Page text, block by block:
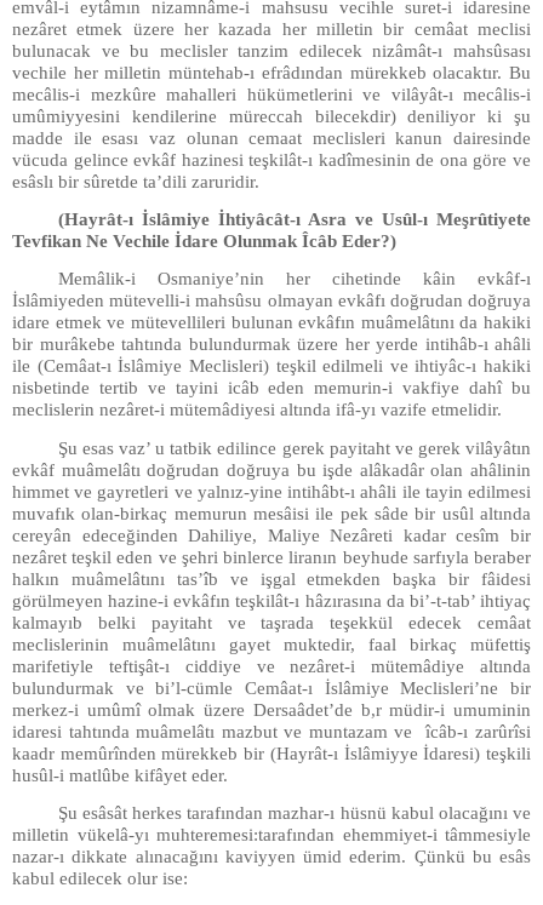
emvâl-i eytâmın nizamnâme-i mahsusu vecihle suret-i idaresine
nezâret etmek üzere her kazada her milletin bir cemâat meclisi
bulunacak ve bu meclisler tanzim edilecek nizâmât-ı mahsûsası
vechile her milletin müntehab-ı efrâdından mürekkeb olacaktır. Bu
mecâlis-i mezkûre mahalleri hükümetlerini ve vilâyât-ı mecâlis-i
umûmiyyesini kendilerine müreccah bilecekdir) deniliyor ki şu
madde ile esası vaz olunan cemaat meclisleri kanun dairesinde
vücuda gelince evkâf hazinesi teşkilât-ı kadîmesinin de ona göre ve
esâslı bir sûretde ta’dili zaruridir.
(Hayrât-ı İslâmiye İhtiyâcât-ı Asra ve Usûl-ı Meşrûtiyete
Tevfikan Ne Vechile İdare Olunmak Îcâb Eder?)
Memâlik-i Osmaniye’nin her cihetinde kâin evkâf-ı
İslâmiyeden mütevelli-i mahsûsu olmayan evkâfı doğrudan doğruya
idare etmek ve mütevellileri bulunan evkâfın muâmelâtını da hakiki
bir murâkebe tahtında bulundurmak üzere her yerde intihâb-ı ahâli
ile (Cemâat-ı İslâmiye Meclisleri) teşkil edilmeli ve ihtiyâc-ı hakiki
nisbetinde tertib ve tayini icâb eden memurin-i vakfiye dahî bu
meclislerin nezâret-i mütemâdiyesi altında ifâ-yı vazife etmelidir.
Şu esas vaz’ u tatbik edilince gerek payitaht ve gerek vilâyâtın
evkâf muâmelâtı doğrudan doğruya bu işde alâkadâr olan ahâlinin
himmet ve gayretleri ve yalnız-yine intihâbt-ı ahâli ile tayin edilmesi
muvafık olan-birkaç memurun mesâisi ile pek sâde bir usûl altında
cereyân edeceğinden Dahiliye, Maliye Nezâreti kadar cesîm bir
nezâret teşkil eden ve şehri binlerce liranın beyhude sarfıyla beraber
halkın muâmelâtını tas’îb ve işgal etmekden başka bir fâidesi
görülmeyen hazine-i evkâfın teşkilât-ı hâzırasına da bi’-t-tab’ ihtiyaç
kalmayıb belki payitaht ve taşrada teşekkül edecek cemâat
meclislerinin muâmelâtını gayet muktedir, faal birkaç müfettiş
marifetiyle teftişât-ı ciddiye ve nezâret-i mütemâdiye altında
bulundurmak ve bi’l-cümle Cemâat-ı İslâmiye Meclisleri’ne bir
merkez-i umûmî olmak üzere Dersaâdet’de b,r müdir-i umuminin
idaresi tahtında muâmelâtı mazbut ve muntazam ve îcâb-ı zarûrîsi
kaadr memûrînden mürekkeb bir (Hayrât-ı İslâmiyye İdaresi) teşkili
husûl-i matlûbe kifâyet eder.
Şu esâsât herkes tarafından mazhar-ı hüsnü kabul olacağını ve
milletin vükelâ-yı muhteremesi:tarafından ehemmiyet-i tâmmesiyle
nazar-ı dikkate alınacağını kaviyyen ümid ederim. Çünkü bu esâs
kabul edilecek olur ise: